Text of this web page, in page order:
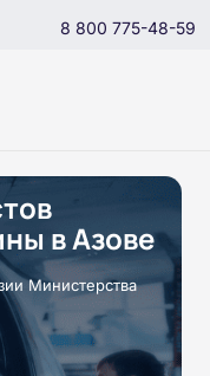
8 800 775-48-59
в Азове
Министерства